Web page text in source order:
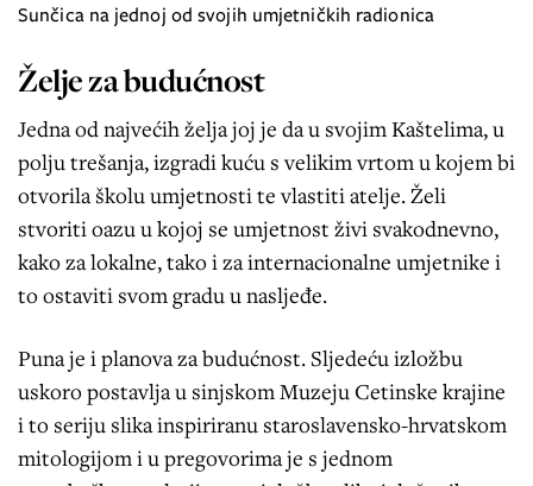
Sunčica na jednoj od svojih umjetničkih radionica
Želje za budućnost
Jedna od najvećih želja joj je da u svojim Kaštelima, u
polju trešanja, izgradi kuću s velikim vrtom u kojem bi
otvorila školu umjetnosti te vlastiti atelje. Želi
stvoriti oazu u kojoj se umjetnost živi svakodnevno,
kako za lokalne, tako i za internacionalne umjetnike i
to ostaviti svom gradu u nasljeđe.
Puna je i planova za budućnost. Sljedeću izložbu
uskoro postavlja u sinjskom Muzeju Cetinske krajine
i to seriju slika inspiriranu staroslavensko-hrvatskom
mitologijom i u pregovorima je s jednom